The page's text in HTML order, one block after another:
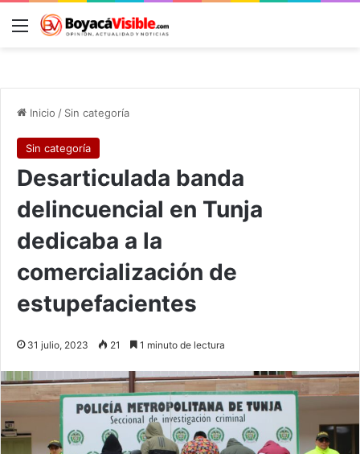
Menú
Inicio / Sin categoría
Sin categoría
Desarticulada banda
delincuencial en Tunja
dedicaba a la
comercialización de
estupefacientes
31 julio, 2023 21 1 minuto de lectura